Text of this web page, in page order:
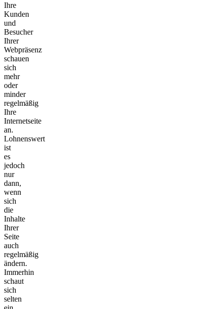
Ihre
Kunden
und
Besucher
Ihrer
Webpräsenz
schauen
sich
mehr
oder
minder
regelmäßig
Ihre
Internetseite
an.
Lohnenswert
ist
es
jedoch
nur
dann,
wenn
sich
die
Inhalte
Ihrer
Seite
auch
regelmäßig
ändern.
Immerhin
schaut
sich
selten